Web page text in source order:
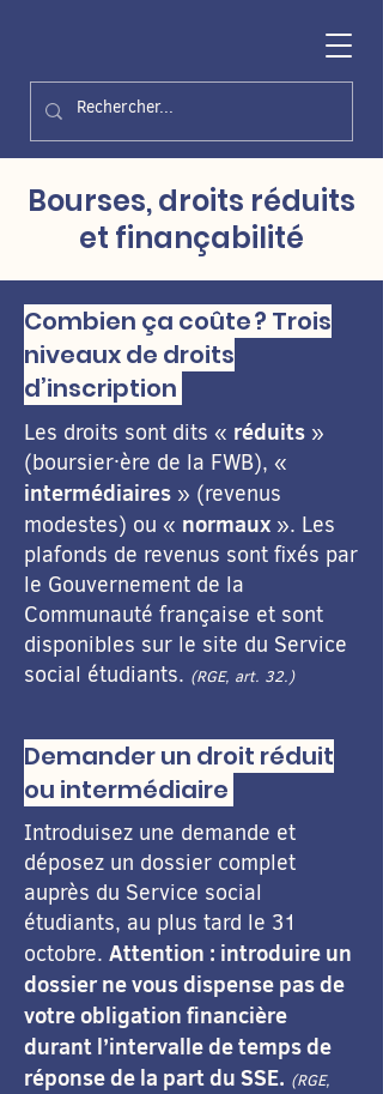
Bourses, droits réduits
et finançabilité
Combien ça coûte ? Trois
niveaux de droits
d’inscription
Les droits sont dits « réduits »
(boursier·ère de la FWB), «
intermédiaires » (revenus
modestes) ou « normaux ». Les
plafonds de revenus sont fixés par
le Gouvernement de la
Communauté française et sont
disponibles sur le site du Service
social étudiants. (RGE, art. 32.)
Demander un droit réduit
ou intermédiaire
Introduisez une demande et
déposez un dossier complet
auprès du Service social
étudiants, au plus tard le 31
octobre. Attention : introduire un
dossier ne vous dispense pas de
votre obligation financière
durant l’intervalle de temps de
réponse de la part du SSE. (RGE,